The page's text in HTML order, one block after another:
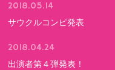
2018.05.14
サウクルコンピ発表
2018.04.24
出演者第４弾発表！